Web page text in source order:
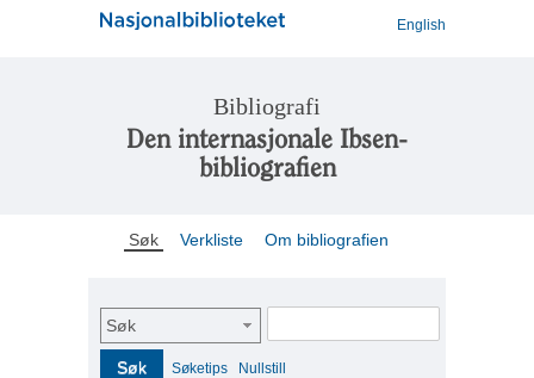
English
Bibliografi
Den internasjonale Ibsen-
bibliografien
Søk Verkliste Om bibliografien
Søk
Søk Søketips Nullstill